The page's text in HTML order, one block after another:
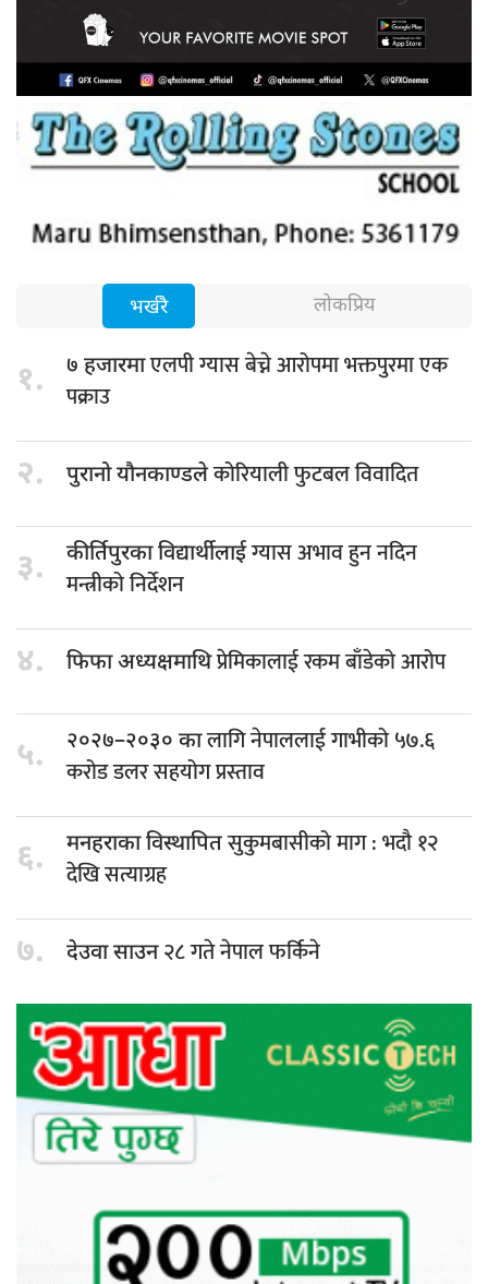
भर्खरै लोकप्रिय
१. ७ हजारमाएलपी ग्यास बेच्ने आरोपमा भक्तपुरमा एक
पक्राउ
२. पुरानो यौनकाण्डलेकोरियाली फुटबल विवादित
३. कीर्तिपुरका विद्यार्थीलाईग्यास अभाव हुन नदिन
मन्त्रीको निर्देशन
४. फिफा अध्यक्षमाथिप्रेमिकालाई रकम बाँडेको आरोप
५. २०२७–२०३० कालागि नेपाललाई गाभीको ५७.६
करोड डलर सहयोग प्रस्ताव
६. मनहराका विस्थापितसुकुमबासीको माग : भदौ १२
देखि सत्याग्रह
७. देउवा साउन२८ गते नेपाल फर्किने